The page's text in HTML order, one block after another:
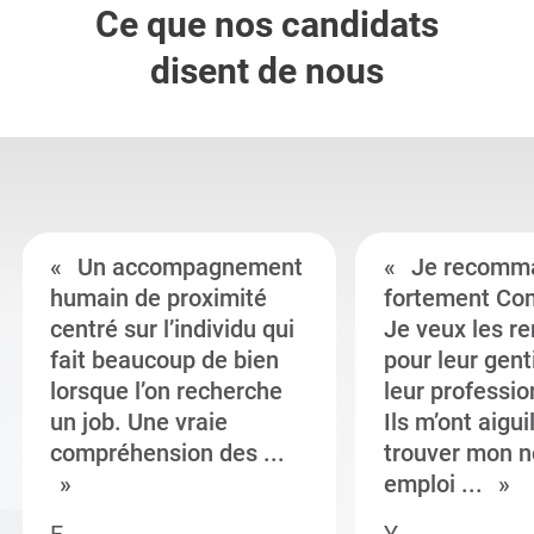
Ce que nos candidats
disent de nous
Un accompagnement
humain de proximité
centré sur l’individu qui
fait beaucoup de bien
lorsque l’on recherche
un job. Une vraie
compréhension des ...
Je
fortement
Je veux les
pour leur
leur
Ils m’ont
trouver mon
emploi ...